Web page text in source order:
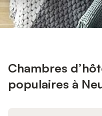
Chambres
populaires à